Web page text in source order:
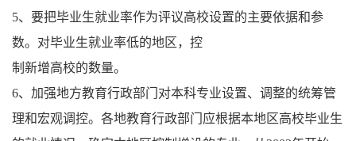
5、要把毕业生就业率作为评议高校设置的主要依据和参
数。对毕业生就业率低的地区，控
制新增高校的数量。
6、加强地方教育行政部门对本科专业设置、调整的统筹管
理和宏观调控。各地教育行政部门应根据本地区高校毕业生